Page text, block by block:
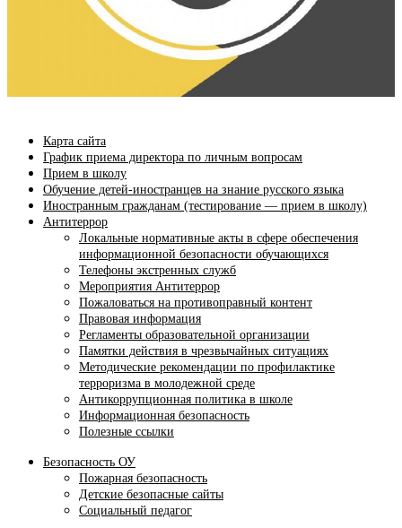
Карта сайта
График приема директора по личным вопросам
Прием в школу
Обучение детей-иностранцев на знание русского языка
Иностранным гражданам (тестирование — прием в школу)
Антитеррор
Локальные нормативные акты в сфере обеспечения
информационной безопасности обучающихся
Телефоны экстренных служб
Мероприятия Антитеррор
Пожаловаться на противоправный контент
Правовая информация
Регламенты образовательной организации
Памятки действия в чрезвычайных ситуациях
Методические рекомендации по профилактике
терроризма в молодежной среде
Антикоррупционная политика в школе
Информационная безопасность
Полезные ссылки
Безопасность ОУ
Пожарная безопасность
Детские безопасные сайты
Социальный педагог